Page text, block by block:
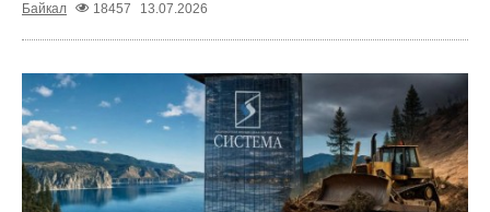
Байкал
18457 13.07.2026